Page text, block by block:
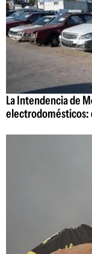
La Intendencia de
electrodomésticos: